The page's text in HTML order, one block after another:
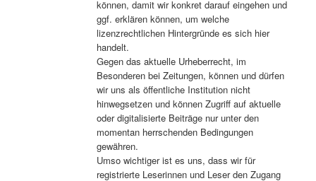
können, damit wir konkret darauf eingehen und
ggf. erklären können, um welche
lizenzrechtlichen Hintergründe es sich hier
handelt.
Gegen das aktuelle Urheberrecht, im
Besonderen bei Zeitungen, können und dürfen
wir uns als öffentliche Institution nicht
hinwegsetzen und können Zugriff auf aktuelle
oder digitalisierte Beiträge nur unter den
momentan herrschenden Bedingungen
gewähren.
Umso wichtiger ist es uns, dass wir für
registrierte Leserinnen und Leser den Zugang